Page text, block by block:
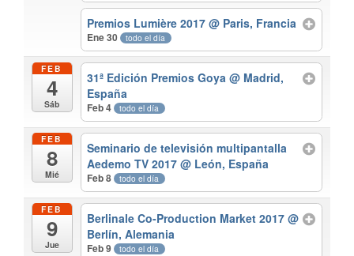
Premios Lumière 2017@ Paris, Francia
Ene 30 todo el día
FEB
4
Sáb
31ª Edición Premios Goya@ Madrid,
España
Feb 4 todo el día
FEB
8
Mié
Seminario de televisión multipantalla
Aedemo TV 2017@ León, España
Feb 8 todo el día
FEB
9
Jue
Berlinale Co-Production Market 2017@
Berlín, Alemania
Feb 9 todo el día